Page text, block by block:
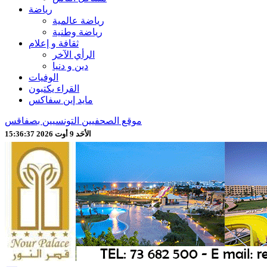
رياضة
رياضة عالمية
رياضة وطنية
ثقافة و إعلام
الرأي الآخر
دين و دنيا
الوفيات
القراء يكتبون
مايد إين سفاكس
موقع الصحفيين التونسيين بصفاقس
الأحَد 9 أوت 2026 15:36:39